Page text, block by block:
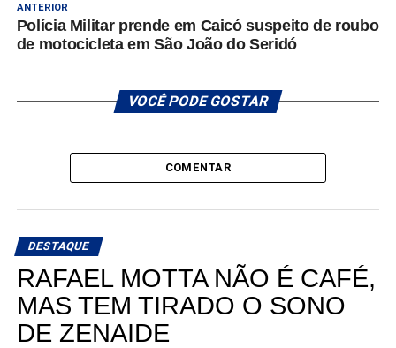
ANTERIOR
Polícia Militar prende em Caicó suspeito de roubo
de motocicleta em São João do Seridó
VOCÊ PODE GOSTAR
COMENTAR
DESTAQUE
RAFAEL MOTTA NÃO É CAFÉ,
MAS TEM TIRADO O SONO
DE ZENAIDE